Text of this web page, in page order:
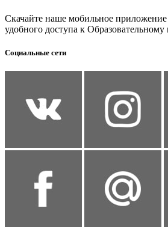
Скачайте наше мобильное приложение
удобного доступа к Образовательному
Социальные сети